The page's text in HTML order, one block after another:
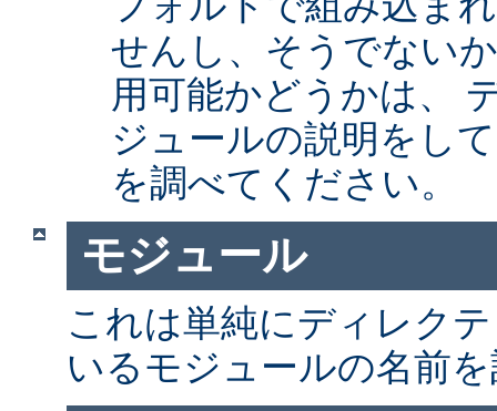
せんし、そうでない
用可能かどうかは、
ジュールの説明をし
を調べてください。
モジュール
これは単純にディレク
いるモジュールの名前